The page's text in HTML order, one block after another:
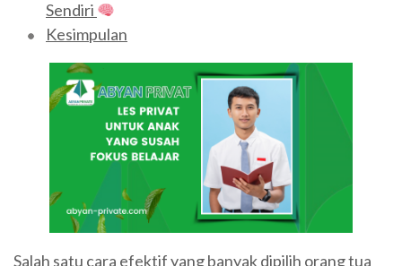
Sendiri
Kesimpulan
Salah satu cara efektif yang banyak dipilih orang tua